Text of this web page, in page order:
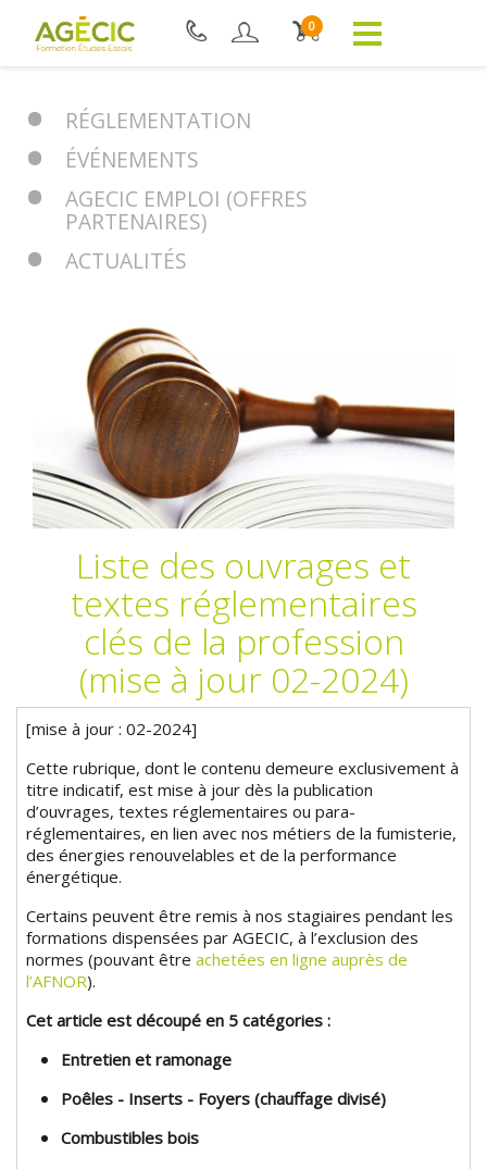
0
RÉGLEMENTATION
ÉVÉNEMENTS
AGECIC EMPLOI (OFFRES
PARTENAIRES)
ACTUALITÉS
Liste des ouvrages et
textes réglementaires
clés de la profession
(mise à jour 02-2024)
[mise à jour : 02-2024]
Cette rubrique, dont le contenu demeure exclusivement à
titre indicatif, est mise à jour dès la publication
d’ouvrages, textes réglementaires ou para-
réglementaires, en lien avec nos métiers de la fumisterie,
des énergies renouvelables et de la performance
énergétique.
Certains peuvent être remis à nos stagiaires pendant les
formations dispensées par AGECIC, à l’exclusion des
normes (pouvant êtreachetées en ligne auprès de
l’AFNOR).
Cet article est découpé en 5 catégories :
Entretien et ramonage
Poêles - Inserts - Foyers (chauffage divisé)
Combustibles bois